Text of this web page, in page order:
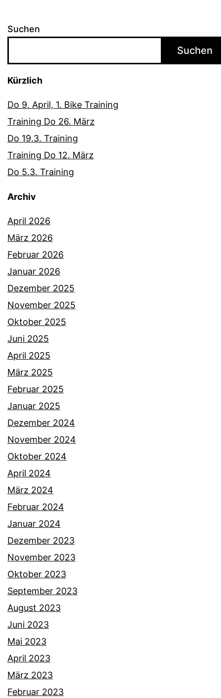
Suchen
Suchen
Kürzlich
Do 9. April, 1. Bike Training
Training Do 26. März
Do 19.3. Training
Training Do 12. März
Do 5.3. Training
Archiv
April 2026
März 2026
Februar 2026
Januar 2026
Dezember 2025
November 2025
Oktober 2025
Juni 2025
April 2025
März 2025
Februar 2025
Januar 2025
Dezember 2024
November 2024
Oktober 2024
April 2024
März 2024
Februar 2024
Januar 2024
Dezember 2023
November 2023
Oktober 2023
September 2023
August 2023
Juni 2023
Mai 2023
April 2023
März 2023
Februar 2023